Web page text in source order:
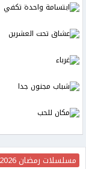
مسلسلات رمضان 2026